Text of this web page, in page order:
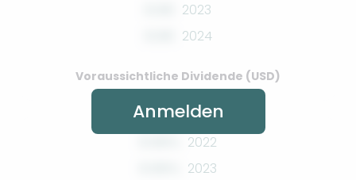
2023
2024
Voraussichtliche Dividende (USD)
2022
2023
Anmelden